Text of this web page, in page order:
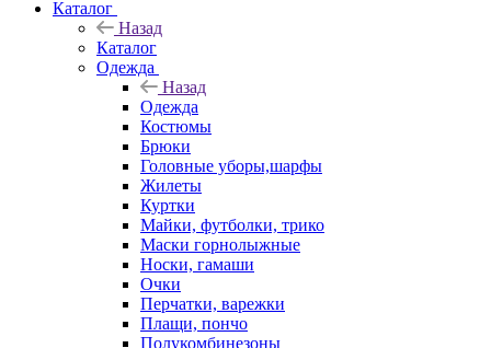
Каталог
Назад
Каталог
Одежда
Назад
Одежда
Костюмы
Брюки
Головные уборы,шарфы
Жилеты
Куртки
Майки, футболки, трико
Маски горнолыжные
Носки, гамаши
Очки
Перчатки, варежки
Плащи, пончо
Полукомбинезоны